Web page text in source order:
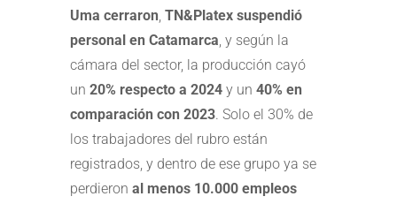
Uma cerraron TN&Platex suspendió
personal en Catamarca , y según la
cámara del sector, la producción cayó
un 20% respecto a 2024 y un 40% en
comparación con 2023. Solo el 30% de
los trabajadores del rubro están
registrados, y dentro de ese grupo ya se
perdieron al menos 10.000 empleos